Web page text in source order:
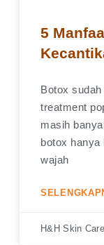
5
Botox
treatment
masih
botox hanya
wajah
H&H Skin Care